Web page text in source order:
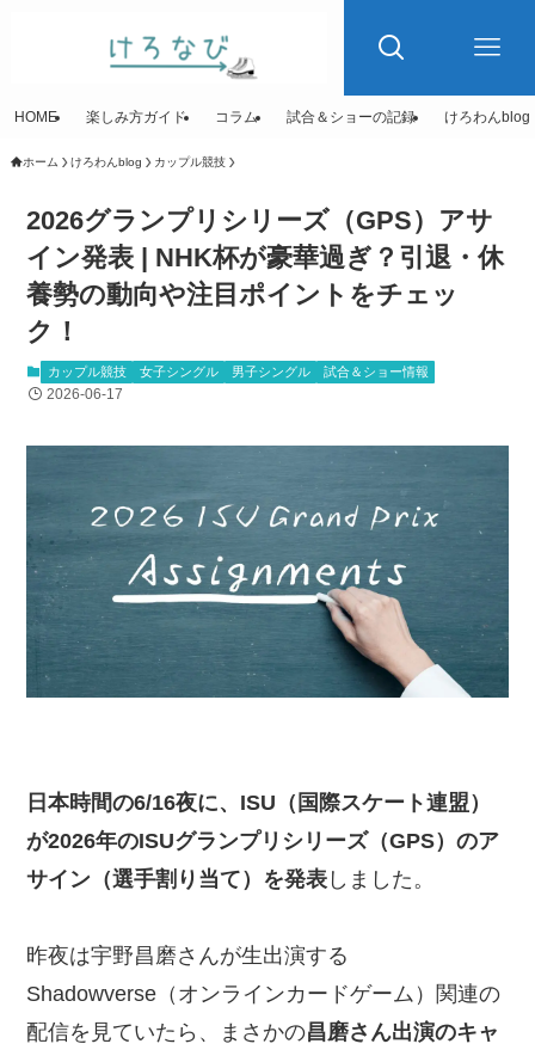
HOME 楽しみ方ガイド コラム 試合＆ショーの記録 けろわんblog
ホーム けろわんblog カップル競技
2026グランプリシリーズ（GPS）アサ
イン発表 | NHK杯が豪華過ぎ？引退・休
養勢の動向や注目ポイントをチェッ
ク！
カップル競技 女子シングル 男子シングル 試合＆ショー情報
2026-06-17
日本時間の6/16夜に、ISU（国際スケート連盟）
が2026年のISUグランプリシリーズ（GPS）のア
サイン（選手割り当て）を発表 しました。
昨夜は宇野昌磨さんが生出演する
Shadowverse（オンラインカードゲーム）関連の
配信を見ていたら、まさかの昌磨さん出演のキャ